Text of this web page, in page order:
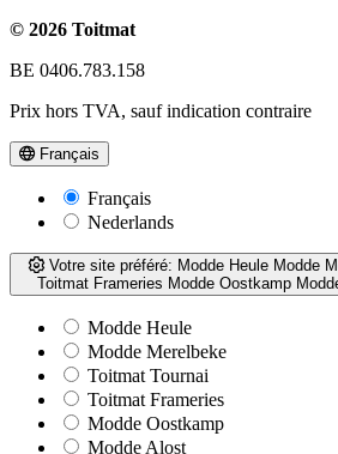
© 2026 Toitmat
BE 0406.783.158
Prix hors TVA, sauf indication contraire
Français
Français
Nederlands
Votre site préféré: Modde Heule Modde
Toitmat Frameries Modde Oostkamp
Modde Heule
Modde Merelbeke
Toitmat Tournai
Toitmat Frameries
Modde Oostkamp
Modde Alost